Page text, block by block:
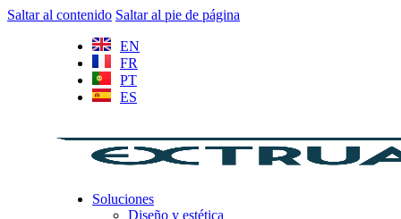
Saltar al contenido Saltar al pie de página
EN
FR
PT
ES
Soluciones
Diseño y estética